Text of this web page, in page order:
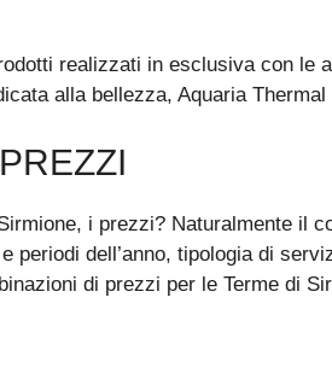
realizzati in esclusiva con le
alla bellezza, Aquaria
i prezzi? Naturalmente il
periodi dell’anno, tipologia di
di prezzi per le Terme di